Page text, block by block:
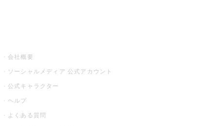
会社概要
ソーシャルメディア 公式アカウント
公式キャラクター
ヘルプ
よくある質問